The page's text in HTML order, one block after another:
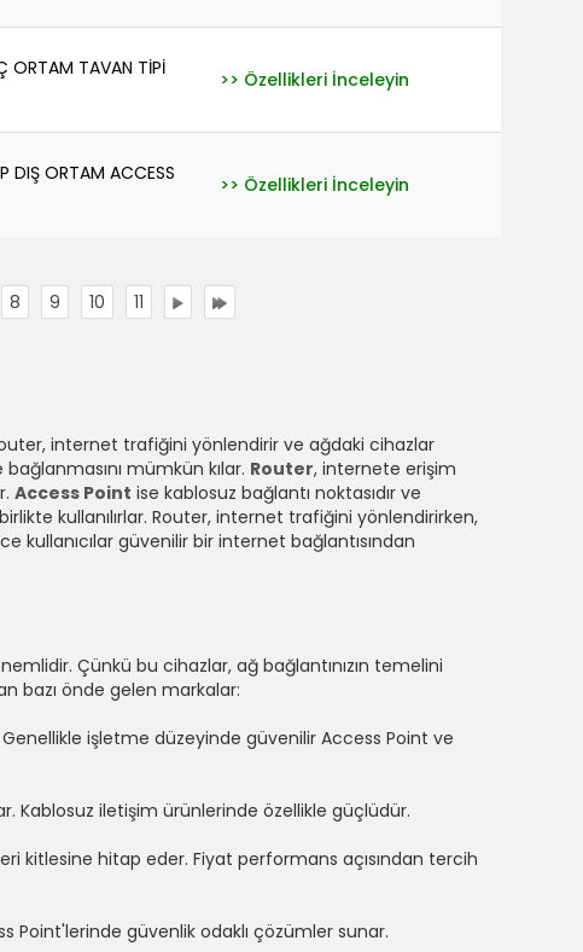
ORTAM TAVAN TİPİ
>> Özellikleri İnceleyin
DIŞ ORTAM ACCESS
>> Özellikleri İnceleyin
8 9 10 11
internet trafiğini yönlendirir ve ağdaki cihazlar
mümkün kılar. Router, internete erişim
Access Point ise kablosuz bağlantı noktasıdır ve
kullanılırlar. Router, internet trafiğini yönlendirirken,
kullanıcılar güvenilir bir internet bağlantısından
Çünkü bu cihazlar, ağ bağlantınızın temelini
bazı önde gelen markalar:
işletme düzeyinde güvenilir Access Point ve
Kablosuz iletişim ürünlerinde özellikle güçlüdür.
kitlesine hitap eder. Fiyat performans açısından tercih
Point'lerinde güvenlik odaklı çözümler sunar.